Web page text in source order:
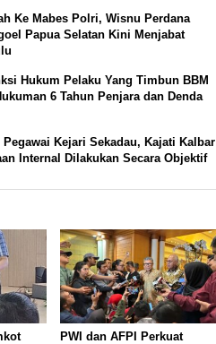
Ke Mabes Polri, Wisnu Perdana
Papua Selatan Kini Menjabat
Hukum Pelaku Yang Timbun BBM
6 Tahun Penjara dan Denda
Pegawai Kejari Sekadau, Kajati Kalbar
Internal Dilakukan Secara Objektif
PWI dan AFPI Perkuat